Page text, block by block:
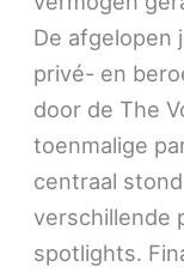
De afgelopen
privé- en
door de The
toenmalige
centraal
verschillende
spotlights.